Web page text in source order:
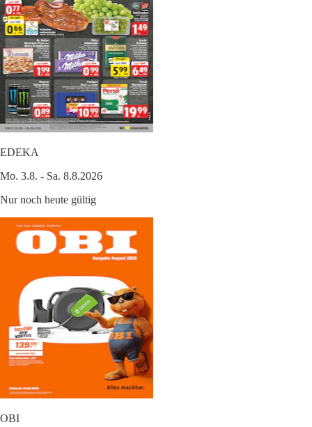
EDEKA
Mo. 3.8. - Sa. 8.8.2026
Nur noch heute gültig
OBI